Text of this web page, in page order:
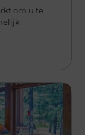
om u te